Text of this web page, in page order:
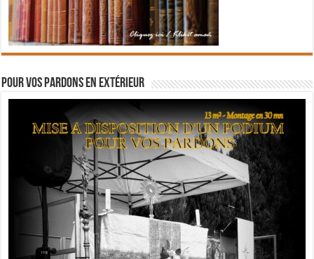
Pour vos pardons en extérieur